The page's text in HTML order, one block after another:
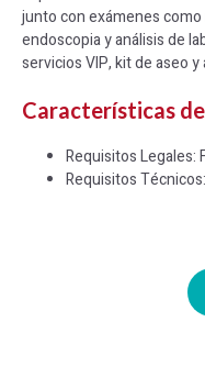
junto con exámenes
endoscopia y análisis de
servicios VIP, kit de aseo
Características
Requisitos
Requisitos